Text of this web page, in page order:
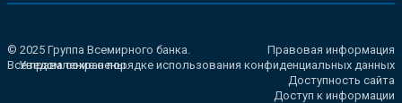
© 2025 Группа Всемирного банка.
Все права сохранены.
Правовая информация
Уведомление о порядке использования конфиденциальных данных
Доступность сайта
Доступ к информации